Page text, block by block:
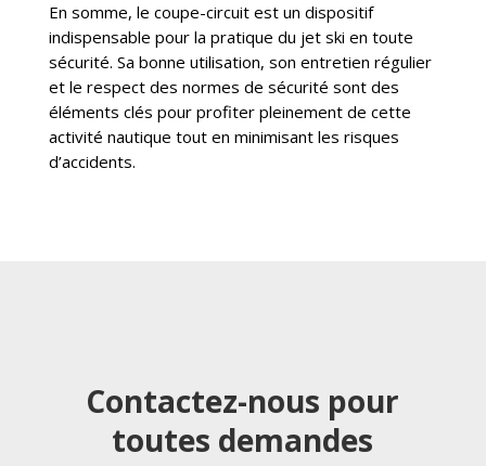
En somme, le coupe-circuit est un dispositif
indispensable pour la pratique du jet ski en toute
sécurité. Sa bonne utilisation, son entretien régulier
et le respect des normes de sécurité sont des
éléments clés pour profiter pleinement de cette
activité nautique tout en minimisant les risques
d’accidents.
Contactez-nous pour
toutes demandes